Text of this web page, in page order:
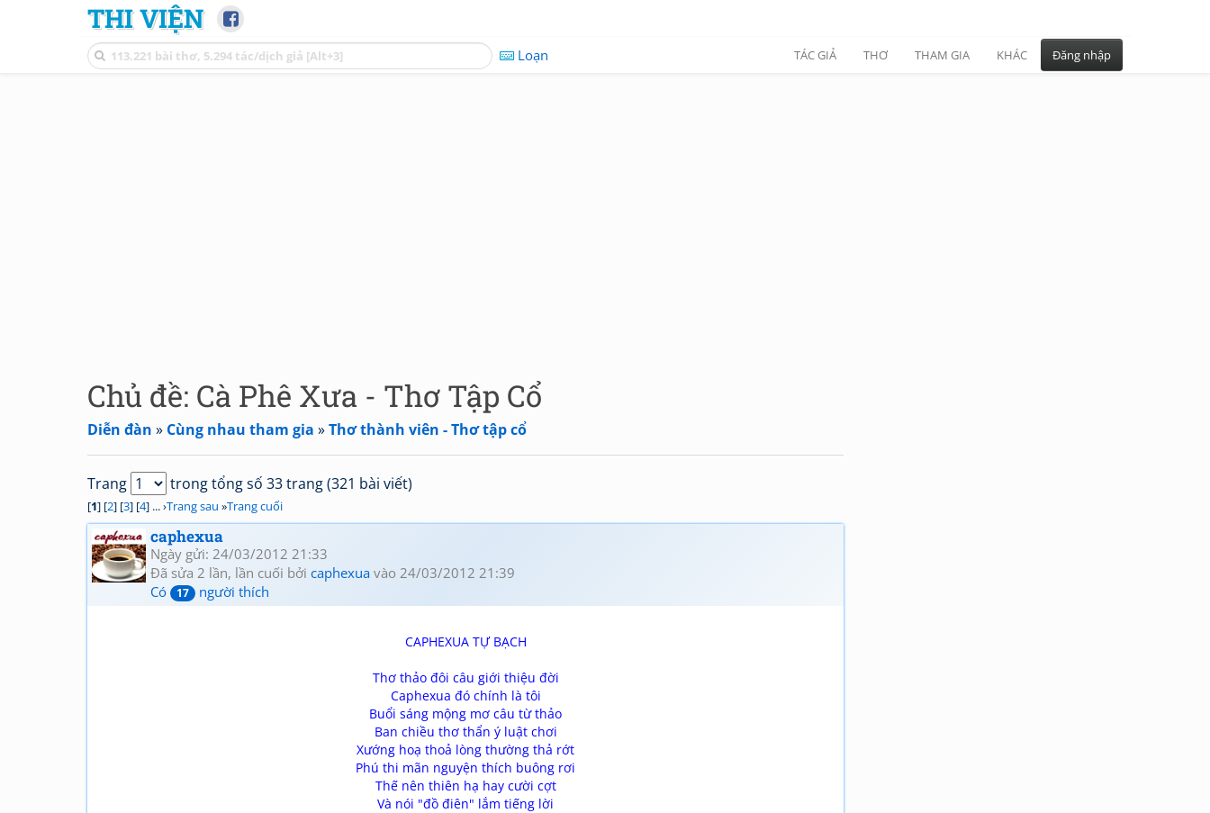
THI VIỆN
Loạn TÁC GIẢ THƠ THAM GIA KHÁC Đăng nhập
Chủ đề: Cà Phê Xưa - Thơ Tập Cổ
Diễn đàn » Cùng nhau tham gia »Thơ thành viên - Thơ tập cổ
Trang trong tổng số 33 trang (321 bài viết)
[1] [2] [3] [4] ... ›Trang sau »Trang cuối
caphexua
Ngày gửi: 24/03/2012 21:33
Đã sửa 2 lần, lần cuối bởi caphexua vào 24/03/2012 21:39
Có
17 người thích
CAPHEXUA TỰ BẠCH
Thơ thảo đôi câu giới thiệu đời
Caphexua đó chính là tôi
Buổi sáng mộng mơ câu từ thảo
Ban chiều thơ thẩn ý luật chơi
Xướng hoạ thoả lòng thường thả rớt
Phú thi mãn nguyện thích buông rơi
Thế nên thiên hạ hay cười cợt
Và nói "đồ điên" lắm tiếng lời